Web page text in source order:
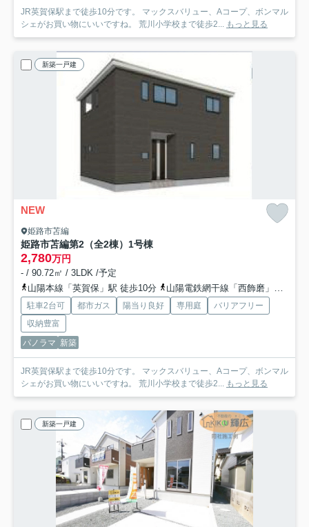
JR英賀保駅まで徒歩10分です。 マックスバリュー、Aコープ、ボンマル
シェがお買い物にいいですね。 荒川小学校まで徒歩2...
もっと見る
新築一戸建
NEW
姫路市苫編
姫路市苫編第2（全2棟）1号棟
2,780万円
- / 90.72㎡ / 3LDK /予定
山陽本線「英賀保」駅 徒歩10分
山陽電鉄網干線「西飾磨」駅 徒歩27分
駐車2台可 都市ガス 陽当り良好 専用庭
バリアフリー
収納豊富
パノラマ 新築
JR英賀保駅まで徒歩10分です。 マックスバリュー、Aコープ、ボンマル
シェがお買い物にいいですね。 荒川小学校まで徒歩2...
もっと見る
新築一戸建